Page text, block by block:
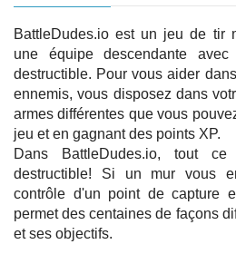
BattleDudes.io est un jeu de tir
une équipe descendante
destructible. Pour vous aider
ennemis, vous disposez dans
armes différentes que vous
jeu et en gagnant des points XP.
Dans BattleDudes.io, tout
destructible! Si un mur vous
contrôle d'un point de capture
permet des centaines de façons
et ses objectifs.